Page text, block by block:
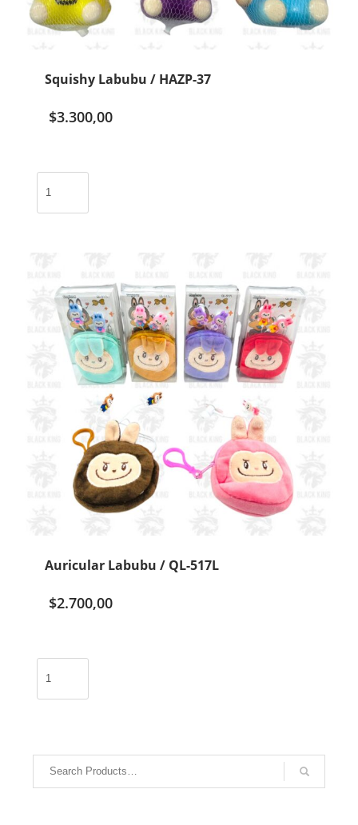
Squishy Labubu / HAZP-37
$3.300,00
Labubu
Auricular Labubu / QL-517L
$2.700,00
Labubu
cantidad